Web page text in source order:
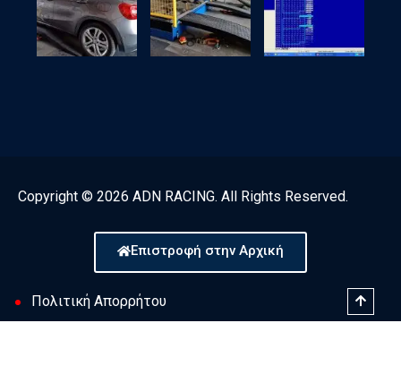
Copyright © 2026 ADN RACING. All Rights Reserved.
Επιστροφή στην Αρχική
Πολιτική Απορρήτου